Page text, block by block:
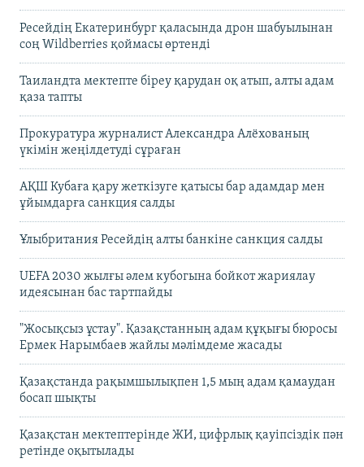
Ресейдің Екатеринбург қаласында дрон шабуылынан
соң Wildberries қоймасы өртенді
Таиландта мектепте біреу қарудан оқ атып, алты адам
қаза тапты
Прокуратура журналист Александра Алёхованың
үкімін жеңілдетуді сұраған
АҚШ Кубаға қару жеткізуге қатысы бар адамдар мен
ұйымдарға санкция салды
Ұлыбритания Ресейдің алты банкіне санкция салды
UEFA 2030 жылғы әлем кубогына бойкот жариялау
идеясынан бас тартпайды
"Жосықсыз ұстау". Қазақстанның адам құқығы бюросы
Ермек Нарымбаев жайлы мәлімдеме жасады
Қазақстанда рақымшылықпен 1,5 мың адам қамаудан
босап шықты
Қазақстан мектептерінде ЖИ, цифрлық қауіпсіздік пән
ретінде оқытылады